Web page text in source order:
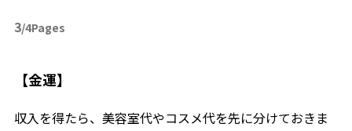
3/4Pages
【金運】
収入を得たら、美容室代やコスメ代を先に分けておきま